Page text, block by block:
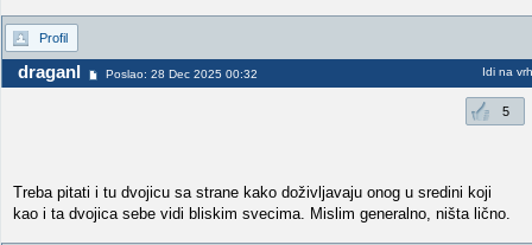
Profil
draganl Poslao: 28 Dec 2025 00:32 Idi na vrh
5
Treba pitati i tu dvojicu sa strane kako doživljavaju onog u sredini koji
kao i ta dvojica sebe vidi bliskim svecima. Mislim generalno, ništa lično.